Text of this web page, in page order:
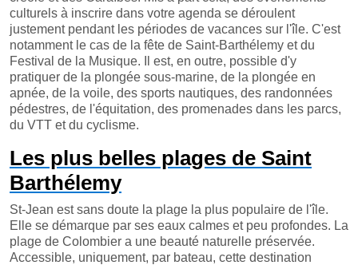
culturels à inscrire dans votre agenda se déroulent
justement pendant les périodes de vacances sur l'île. C'est
notamment le cas de la fête de Saint-Barthélemy et du
Festival de la Musique. Il est, en outre, possible d'y
pratiquer de la plongée sous-marine, de la plongée en
apnée, de la voile, des sports nautiques, des randonnées
pédestres, de l'équitation, des promenades dans les parcs,
du VTT et du cyclisme.
Les plus belles plages de Saint
Barthélemy
St-Jean est sans doute la plage la plus populaire de l'île.
Elle se démarque par ses eaux calmes et peu profondes. La
plage de Colombier a une beauté naturelle préservée.
Accessible, uniquement, par bateau, cette destination